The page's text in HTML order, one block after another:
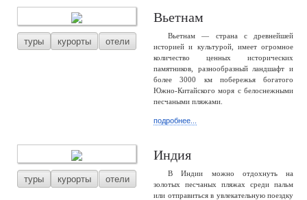
туры курорты отели
Вьетнам
Вьетнам — страна с древнейшей
историей и культурой, имеет огромное
количество ценных исторических
памятников, разнообразный ландшафт и
более 3000 км побережья богатого
Южно-Китайского моря с белоснежными
песчаными пляжами.
подробнее...
туры курорты отели
Индия
В Индии можно отдохнуть на
золотых песчаных пляжах среди пальм
или отправиться в увлекательную поездку